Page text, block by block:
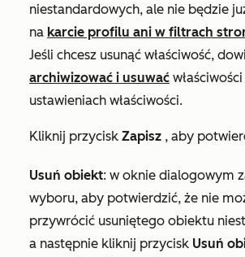
niestandardowych, ale nie będzie
na karcie profilu ani w filtrach
Jeśli chcesz usunąć właściwość,
archiwizować i usuwać
ustawieniach właściwości.
Kliknij przycisk Zapisz , aby
Usuń obiekt: w oknie dialogowym
wyboru, aby potwierdzić, że nie
przywrócić usuniętego obiektu
a następnie kliknij przycisk Usuń